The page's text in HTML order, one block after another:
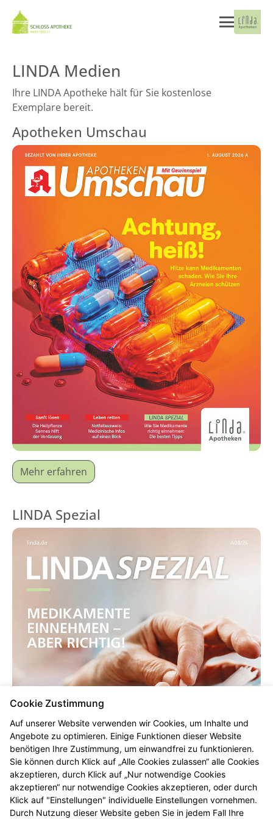
LINDA Medien
Ihre LINDA Apotheke hält für Sie kostenlose
Exemplare bereit.
Apotheken Umschau
Mehr erfahren
LINDA Spezial
Cookie Zustimmung
Auf unserer Website verwenden wir Cookies, um Inhalte und
Angebote zu optimieren. Einige Funktionen dieser Website
benötigen Ihre Zustimmung, um einwandfrei zu funktionieren.
Sie können durch Klick auf „Alle Cookies zulassen“ alle Cookies
akzeptieren, durch Klick auf „Nur notwendige Cookies
akzeptieren“ nur notwendige Cookies akzeptieren, oder durch
Klick auf "Einstellungen" individuelle Einstellungen vornehmen.
Durch Nutzung dieser Website geben Sie in jedem Fall Ihre